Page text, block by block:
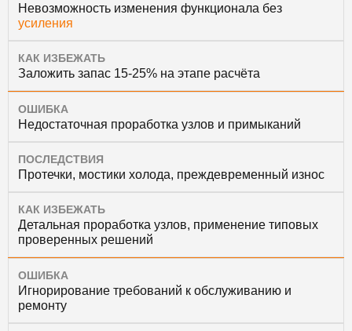
Невозможность изменения функционала без
усиления
КАК ИЗБЕЖАТЬ
Заложить запас 15-25% на этапе расчёта
ОШИБКА
Недостаточная проработка узлов и примыканий
ПОСЛЕДСТВИЯ
Протечки, мостики холода, преждевременный износ
КАК ИЗБЕЖАТЬ
Детальная проработка узлов, применение типовых
проверенных решений
ОШИБКА
Игнорирование требований к обслуживанию и
ремонту